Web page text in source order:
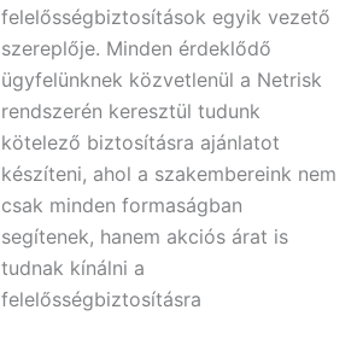
felelősségbiztosítások egyik vezető
szereplője. Minden érdeklődő
ügyfelünknek közvetlenül a Netrisk
rendszerén keresztül tudunk
kötelező biztosításra ajánlatot
készíteni, ahol a szakembereink nem
csak minden formaságban
segítenek, hanem akciós árat is
tudnak kínálni a
felelősségbiztosításra